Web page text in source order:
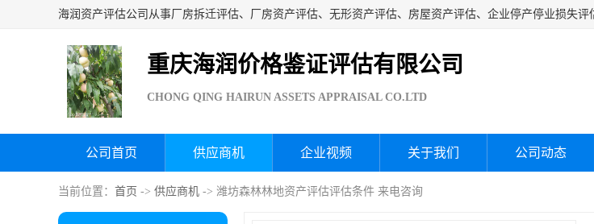
重庆海润价格鉴证评估有限公司
CHONG QING HAIRUN ASSETS APPRAISAL CO.LTD
公司首页 供应商机 企业视频 关于我们 公司动态
当前位置： 首页 -> 供应商机 -> 潍坊森林林地资产评估评估条件 来电咨询